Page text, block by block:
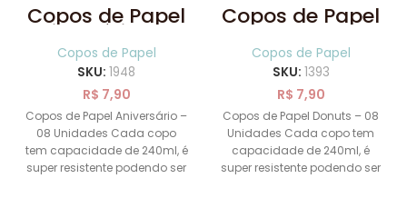
Copos de Papel
Aniversário com
08 Unidades
Copos de Papel
SKU: 1948
R$ 7,90
Copos de Papel Aniversário –
08 Unidades Cada copo
tem capacidade de 240ml, é
super resistente podendo ser
Copos de Papel
Donuts 08
Unidades
Copos de Papel
SKU: 1393
R$ 7,90
Copos de Papel Donuts – 08
Unidades Cada copo tem
capacidade de 240ml, é
super resistente podendo ser